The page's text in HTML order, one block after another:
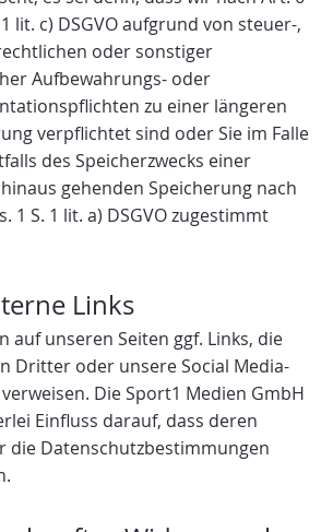
1 lit. c) DSGVO aufgrund von steuer-,
oder sonstiger
Aufbewahrungs- oder
zu einer längeren
verpflichtet sind oder Sie im Falle
des Speicherzwecks einer
gehenden Speicherung nach
1 S. 1 lit. a) DSGVO zugestimmt
Links
auf unseren Seiten ggf. Links, die
Dritter oder unsere Social Media-
Die Sport1 Medien GmbH
Einfluss darauf, dass deren
die Datenschutzbestimmungen